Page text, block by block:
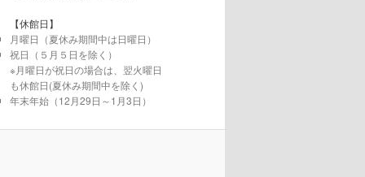
【休館日】
月曜日（夏休み期間中は日曜日）
祝日（５月５日を除く）
※月曜日が祝日の場合は、翌火曜日
も休館日(夏休み期間中を除く)
年末年始（12月29日～1月3日）